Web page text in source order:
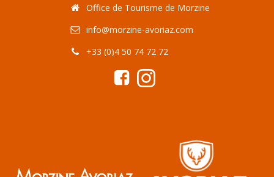
Office de Tourisme de Morzine
info@morzine-avoriaz.com
+33 (0)4 50 74 72 72